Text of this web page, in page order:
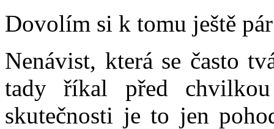
Dovolím si k tomu ještě
Nenávist, která se často
tady říkal před
skutečnosti je to jen